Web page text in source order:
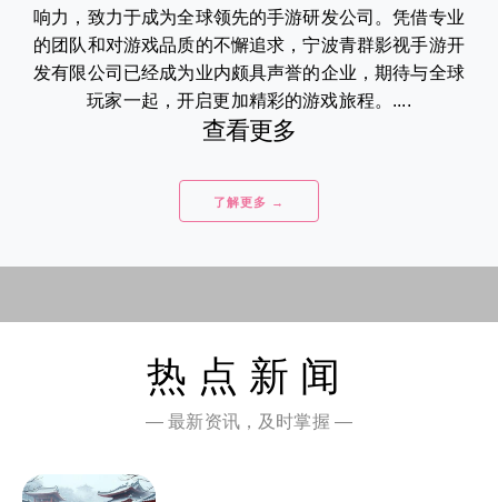
响力，致力于成为全球领先的手游研发公司。凭借专业
的团队和对游戏品质的不懈追求，宁波青群影视手游开
发有限公司已经成为业内颇具声誉的企业，期待与全球
玩家一起，开启更加精彩的游戏旅程。....
查看更多
了解更多 →
热点新闻
— 最新资讯，及时掌握 —